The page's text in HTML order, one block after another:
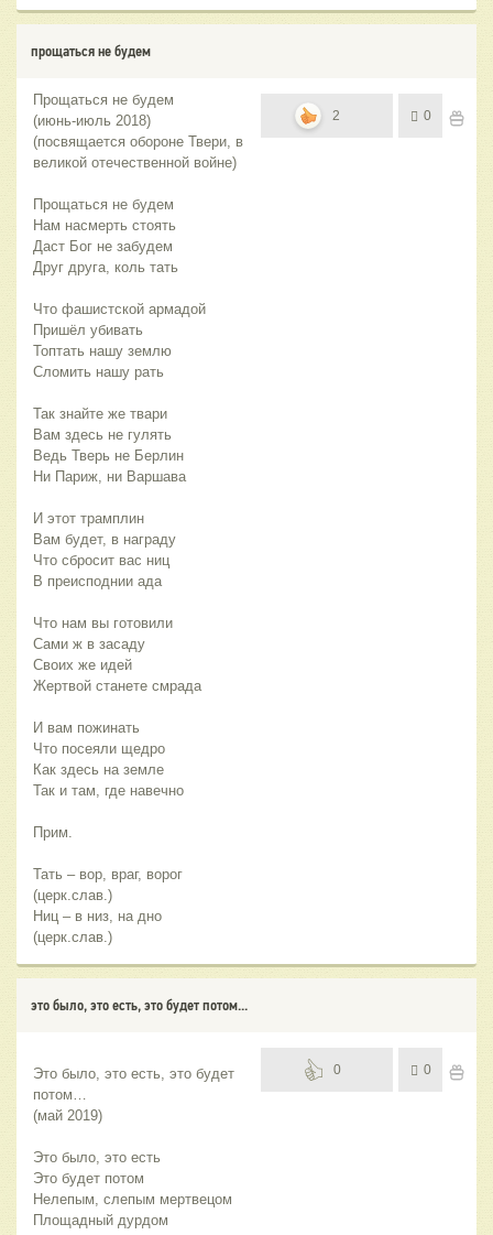
прощаться не будем
Прощаться не будем
(июнь-июль 2018)
(посвящается обороне Твери, в
великой отечественной войне)
Прощаться не будем
Нам насмерть стоять
Даст Бог не забудем
Друг друга, коль тать
Что фашистской армадой
Пришёл убивать
Топтать нашу землю
Сломить нашу рать
Так знайте же твари
Вам здесь не гулять
Ведь Тверь не Берлин
Ни Париж, ни Варшава
И этот трамплин
Вам будет, в награду
Что сбросит вас ниц
В преисподнии ада
Что нам вы готовили
Сами ж в засаду
Своих же идей
Жертвой станете смрада
И вам пожинать
Что посеяли щедро
Как здесь на земле
Так и там, где навечно
Прим.
Тать – вор, враг, ворог
(церк.слав.)
Ниц – в низ, на дно
(церк.слав.)
2 0
это было, это есть, это будет потом...
Это было, это есть, это будет
потом…
(май 2019)
Это было, это есть
Это будет потом
Нелепым, слепым мертвецом
Площадный дурдом
0 0